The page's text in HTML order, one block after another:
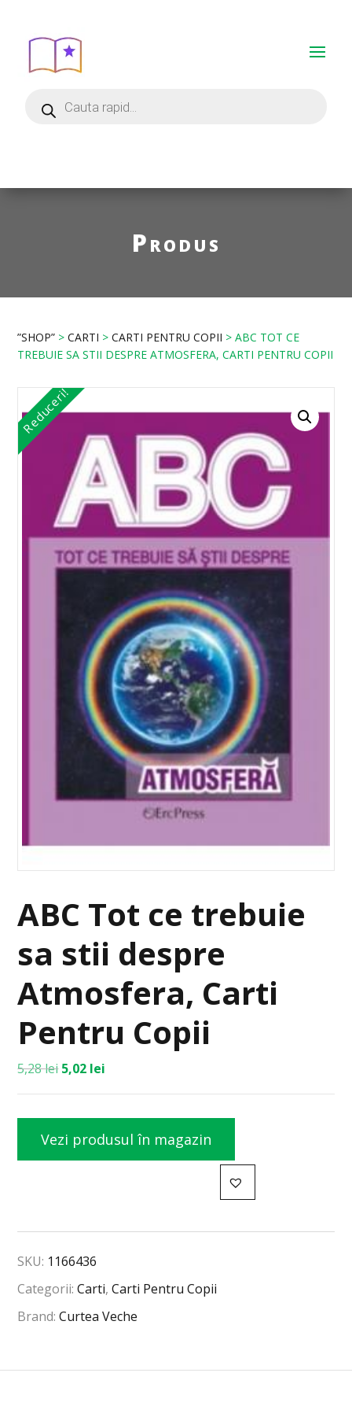
Produs
”SHOP” >CARTI >CARTI PENTRU COPII > ABC TOT CE
TREBUIE SA STII DESPRE ATMOSFERA, CARTI PENTRU COPII
Reduceri!
ABC Tot ce trebuie
sa stii despre
Atmosfera, Carti
Pentru Copii
5,28lei 5,02 lei
Vezi produsul în magazin
SKU: 1166436
Categorii:Carti,Carti Pentru Copii
Brand:Curtea Veche